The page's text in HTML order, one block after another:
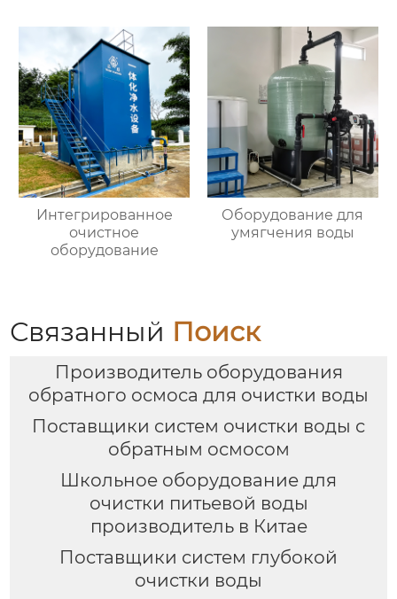
Интегрированное
очистное
оборудование
Оборудование для
умягчения воды
Связанный Поиск
Производитель оборудования
обратного осмоса для очистки воды
Поставщики систем очистки воды с
обратным осмосом
Школьное оборудование для
очистки питьевой воды
производитель в Китае
Поставщики систем глубокой
очистки воды